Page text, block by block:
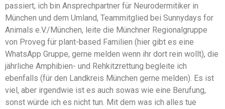
passiert, ich bin Ansprechpartner für Neurodermitiker in
München und dem Umland, Teammitglied bei Sunnydays for
Animals e.V./München, leite die Münchner Regionalgruppe
von Proveg für plant-based Familien (hier gibt es eine
WhatsApp Gruppe, gerne melden wenn ihr dort rein wollt), die
jährliche Amphibien- und Rehkitzrettung begleite ich
ebenfalls (für den Landkreis München gerne melden). Es ist
viel, aber irgendwie ist es auch sowas wie eine Berufung,
sonst würde ich es nicht tun. Mit dem was ich alles tue